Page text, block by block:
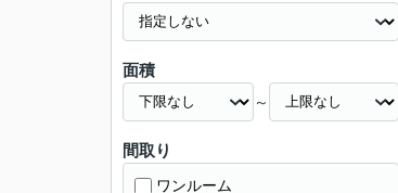
面積
～
間取り
ワンルーム